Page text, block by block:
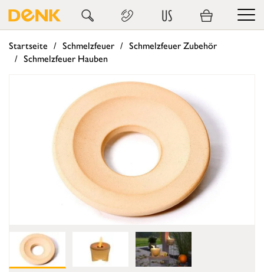
US
Startseite Schmelzfeuer
Schmelzfeuer Zubehör
Schmelzfeuer Hauben